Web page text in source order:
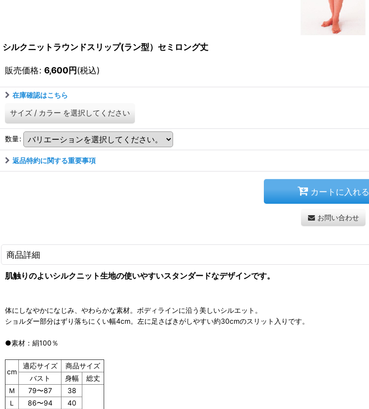
シルクニットラウンドスリップ(ラン型）セミロング丈
販売価格: 6,600円(税込)
在庫確認はこちら
サイズ / カラー を選択してください
数量:
返品特約に関する重要事項
カートに入れる
お問い合わせ
商品詳細
肌触りのよいシルクニット生地の使いやすいスタンダードなデザインです。
体にしなやかになじみ、やわらかな素材。ボディラインに沿う美しいシルエット。
ショルダー部分はずり落ちにくい幅4cm。左に足さばきがしやすい約30cmのスリット入りです。
●素材：絹100％
cm
適応サイズ
商品サイズ
バスト
身幅
総丈
Ｍ
79〜87 38
Ｌ 86〜94 40